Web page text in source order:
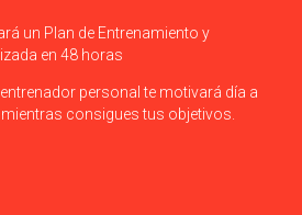
un Plan de Entrenamiento y
en 48 horas
personal te motivará día a
consigues tus objetivos.